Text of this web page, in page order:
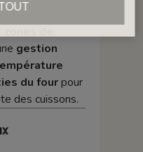
d’intégrer
gestion
du fourpour
des cuissons.